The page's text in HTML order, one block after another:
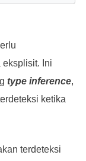
eksplisit. Ini
type inference,
ketika
terdeteksi